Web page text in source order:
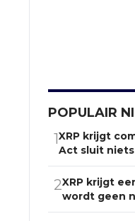
POPULAIR
1XRP krijgt
Act sluit
2XRP krijgt
wordt geen